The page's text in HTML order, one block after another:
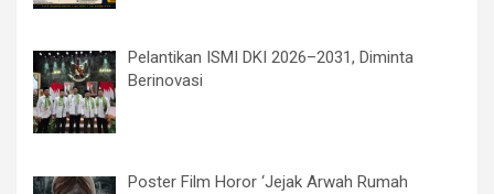
Pelantikan ISMI DKI 2026–2031, Diminta
Berinovasi
Poster Film Horor ‘Jejak Arwah Rumah